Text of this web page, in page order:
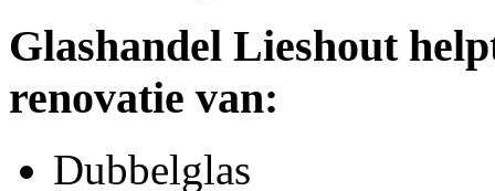
Glashandel Lieshout
renovatie van:
Dubbelglas